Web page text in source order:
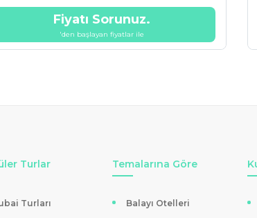
Fiyatı Sorunuz.
'den başlayan fiyatlar ile
Turlar
Turları
Temalarına Göre
Balayı Otelleri